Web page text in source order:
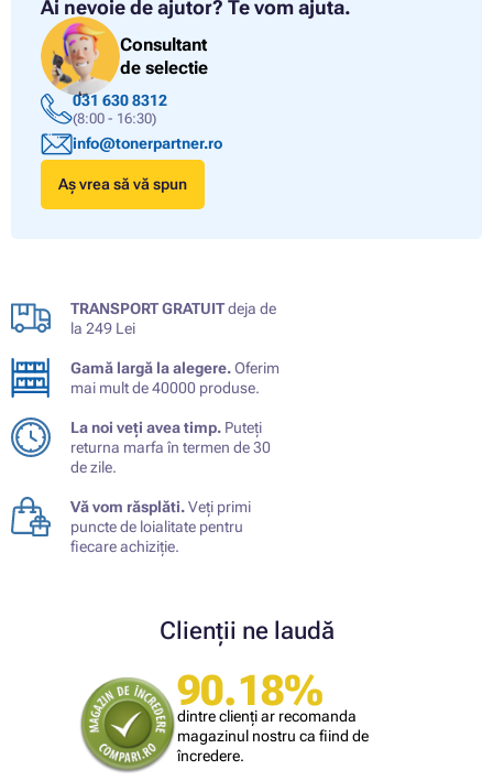
Ai nevoie de ajutor? Te vom ajuta.
Consultant
de selectie
031 630 8312
(8:00 - 16:30)
info@tonerpartner.ro
Aș vrea să vă spun
TRANSPORT GRATUITdeja de
la 249 Lei
Gamă largă la alegere.Oferim
mai mult de 40000 produse.
La noi veți avea timp. Puteți
returna marfa în termen de 30
de zile.
Vă vom răsplăti.Veți primi
puncte de loialitate pentru
fiecare achiziție.
Clienții ne laudă
90.18%
dintre clienți ar recomanda
magazinul nostru ca fiind de
încredere.